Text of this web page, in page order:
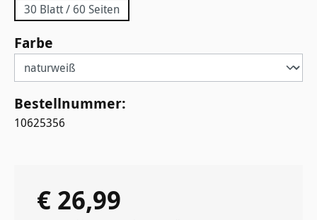
30 Blatt / 60 Seiten
Farbe
Bestellnummer:
10625356
Regulärer Preis:
€ 26,99